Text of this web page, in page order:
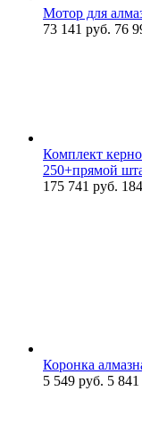
Мотор для
73 141 руб. 76
Комплект
250+прямой
175 741 руб.
Коронка
5 549 руб. 5